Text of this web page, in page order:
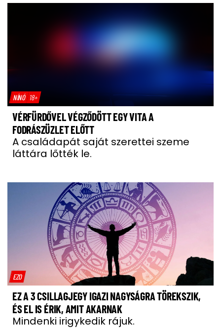
NÍNÓ 18+
VÉRFÜRDŐVEL VÉGZŐDÖTT EGY VITA A
FODRÁSZÜZLET ELŐTT
A családapát saját szerettei szeme
láttára lőtték le.
EZO
EZ A 3 CSILLAGJEGY IGAZI NAGYSÁGRA TÖREKSZIK,
ÉS EL IS ÉRIK, AMIT AKARNAK
Mindenki irigykedik rájuk.